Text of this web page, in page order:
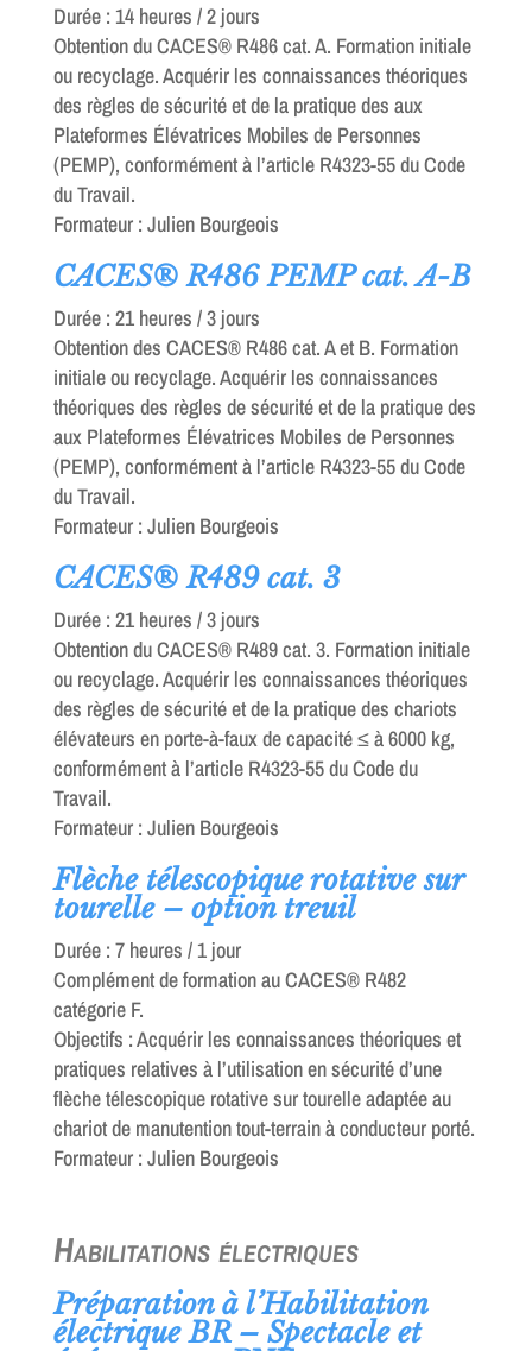
Durée : 14 heures / 2 jours
Obtention du CACES® R486 cat. A. Formation initiale
ou recyclage. Acquérir les connaissances théoriques
des règles de sécurité et de la pratique des aux
Plateformes Élévatrices Mobiles de Personnes
(PEMP), conformément à l’article R4323-55 du Code
du Travail.
Formateur : Julien Bourgeois
CACES® R486 PEMP cat. A-B
Durée : 21 heures / 3 jours
Obtention des CACES® R486 cat. A et B. Formation
initiale ou recyclage. Acquérir les connaissances
théoriques des règles de sécurité et de la pratique des
aux Plateformes Élévatrices Mobiles de Personnes
(PEMP), conformément à l’article R4323-55 du Code
du Travail.
Formateur : Julien Bourgeois
CACES® R489 cat. 3
Durée : 21 heures / 3 jours
Obtention du CACES® R489 cat. 3. Formation initiale
ou recyclage. Acquérir les connaissances théoriques
des règles de sécurité et de la pratique des chariots
élévateurs en porte-à-faux de capacité ≤ à 6000 kg,
conformément à l’article R4323-55 du Code du
Travail.
Formateur : Julien Bourgeois
Flèche télescopique rotative sur
tourelle – option treuil
Durée : 7 heures / 1 jour
Complément de formation au CACES® R482
catégorie F.
Objectifs : Acquérir les connaissances théoriques et
pratiques relatives à l’utilisation en sécurité d’une
flèche télescopique rotative sur tourelle adaptée au
chariot de manutention tout-terrain à conducteur porté.
Formateur : Julien Bourgeois
Habilitations électriques
Préparation à l’Habilitation
électrique BR – Spectacle et